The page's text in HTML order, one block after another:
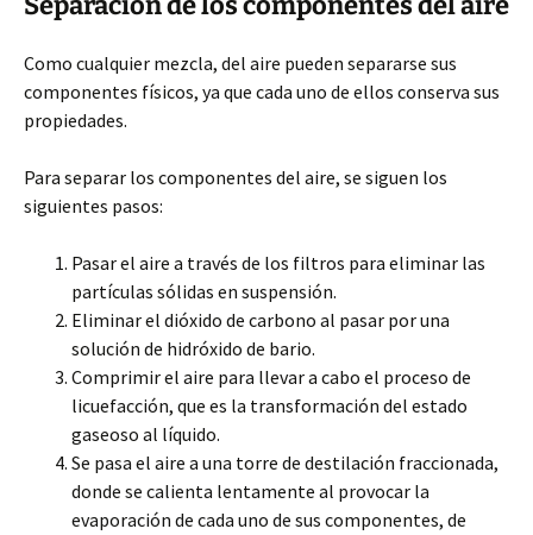
Como cualquier mezcla, del aire pueden separarse sus
componentes físicos, ya que cada uno de ellos conserva sus
propiedades.
Para separar los componentes del aire, se siguen los
siguientes pasos:
Pasar el aire a través de los filtros para eliminar las
partículas sólidas en suspensión.
Eliminar el dióxido de carbono al pasar por una
solución de hidróxido de bario.
Comprimir el aire para llevar a cabo el proceso de
licuefacción, que es la transformación del estado
gaseoso al líquido.
Se pasa el aire a una torre de destilación fraccionada,
donde se calienta lentamente al provocar la
evaporación de cada uno de sus componentes, de